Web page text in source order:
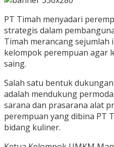
PT Timah menyadari
strategis dalam
Timah merancang
kelompok perempuan agar
saing.
Salah satu bentuk
adalah mendukung
sarana dan prasarana alat
perempuan yang dibina PT
bidang kuliner.